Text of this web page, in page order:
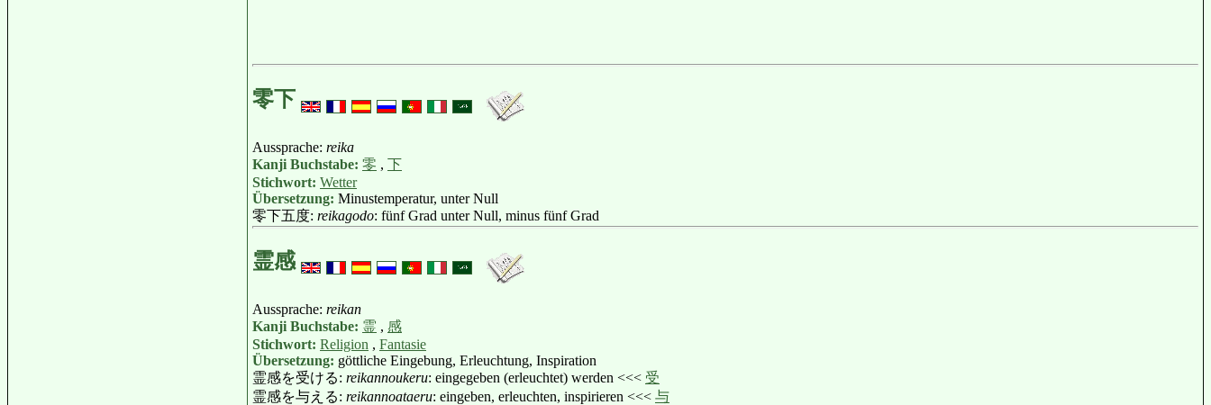
零下
Aussprache: reika
Kanji Buchstabe: 零 , 下
Stichwort: Wetter
Übersetzung: Minustemperatur, unter Null
零下五度: reikagodo: fünf Grad unter Null, minus fünf Grad
霊感
Aussprache: reikan
Kanji Buchstabe: 霊 , 感
Stichwort: Religion , Fantasie
Übersetzung: göttliche Eingebung, Erleuchtung, Inspiration
霊感を受ける: reikannoukeru: eingegeben (erleuchtet) werden <<< 受
霊感を与える: reikannoataeru: eingeben, erleuchten, inspirieren <<< 与